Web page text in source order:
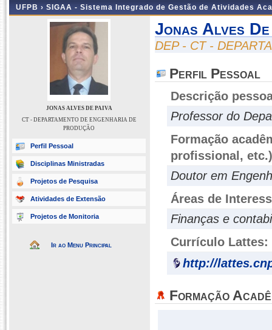
UFPB › SIGAA - Sistema Integrado de Gestão de Atividades
JONAS ALVES DE PAIVA
CT - DEPARTAMENTO DE ENGENHARIA DE
PRODUÇÃO
Perfil Pessoal
Disciplinas Ministradas
Projetos de Pesquisa
Atividades de Extensão
Projetos de Monitoria
Ir ao Menu Principal
Jonas Alves De
DEP - CT -
Perfil Pessoal
Descrição
Professor do
Formação
profissional, etc.)
Doutor em
Áreas de
Finanças e
Currículo Lattes:
http://
Formação